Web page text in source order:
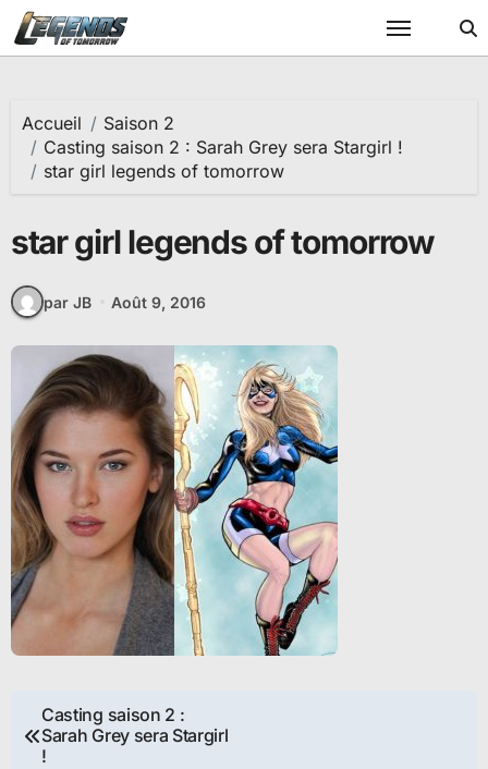
Passer
au
contenu
Accueil
Saison 2
Casting saison 2 : Sarah Grey sera Stargirl !
star girl legends of tomorrow
star girl legends of tomorrow
par JB Août 9, 2016
Navigation
de
Casting saison 2 :
Sarah Grey sera Stargirl
!